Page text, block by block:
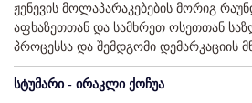
ჟენევის მოლაპარაკებების მორიგ
აფხაზეთთან და სამხრეთ ოსეთთან
პროცესსა და შემდგომი დემარკაციის
სტუმარი - ირაკლი ქოჩუა